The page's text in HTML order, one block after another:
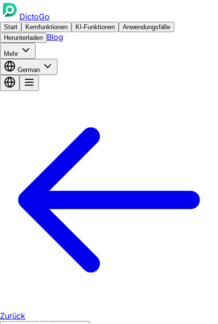
DictoGo
Start Kernfunktionen KI-Funktionen
Anwendungsfälle
Herunterladen Blog
Mehr
German
Zurück